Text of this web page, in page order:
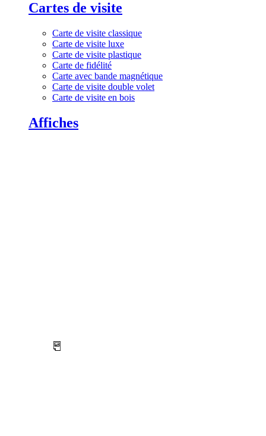
Cartes de visite
Carte de visite classique
Carte de visite luxe
Carte de visite plastique
Carte de fidélité
Carte avec bande magnétique
Carte de visite double volet
Carte de visite en bois
Affiches